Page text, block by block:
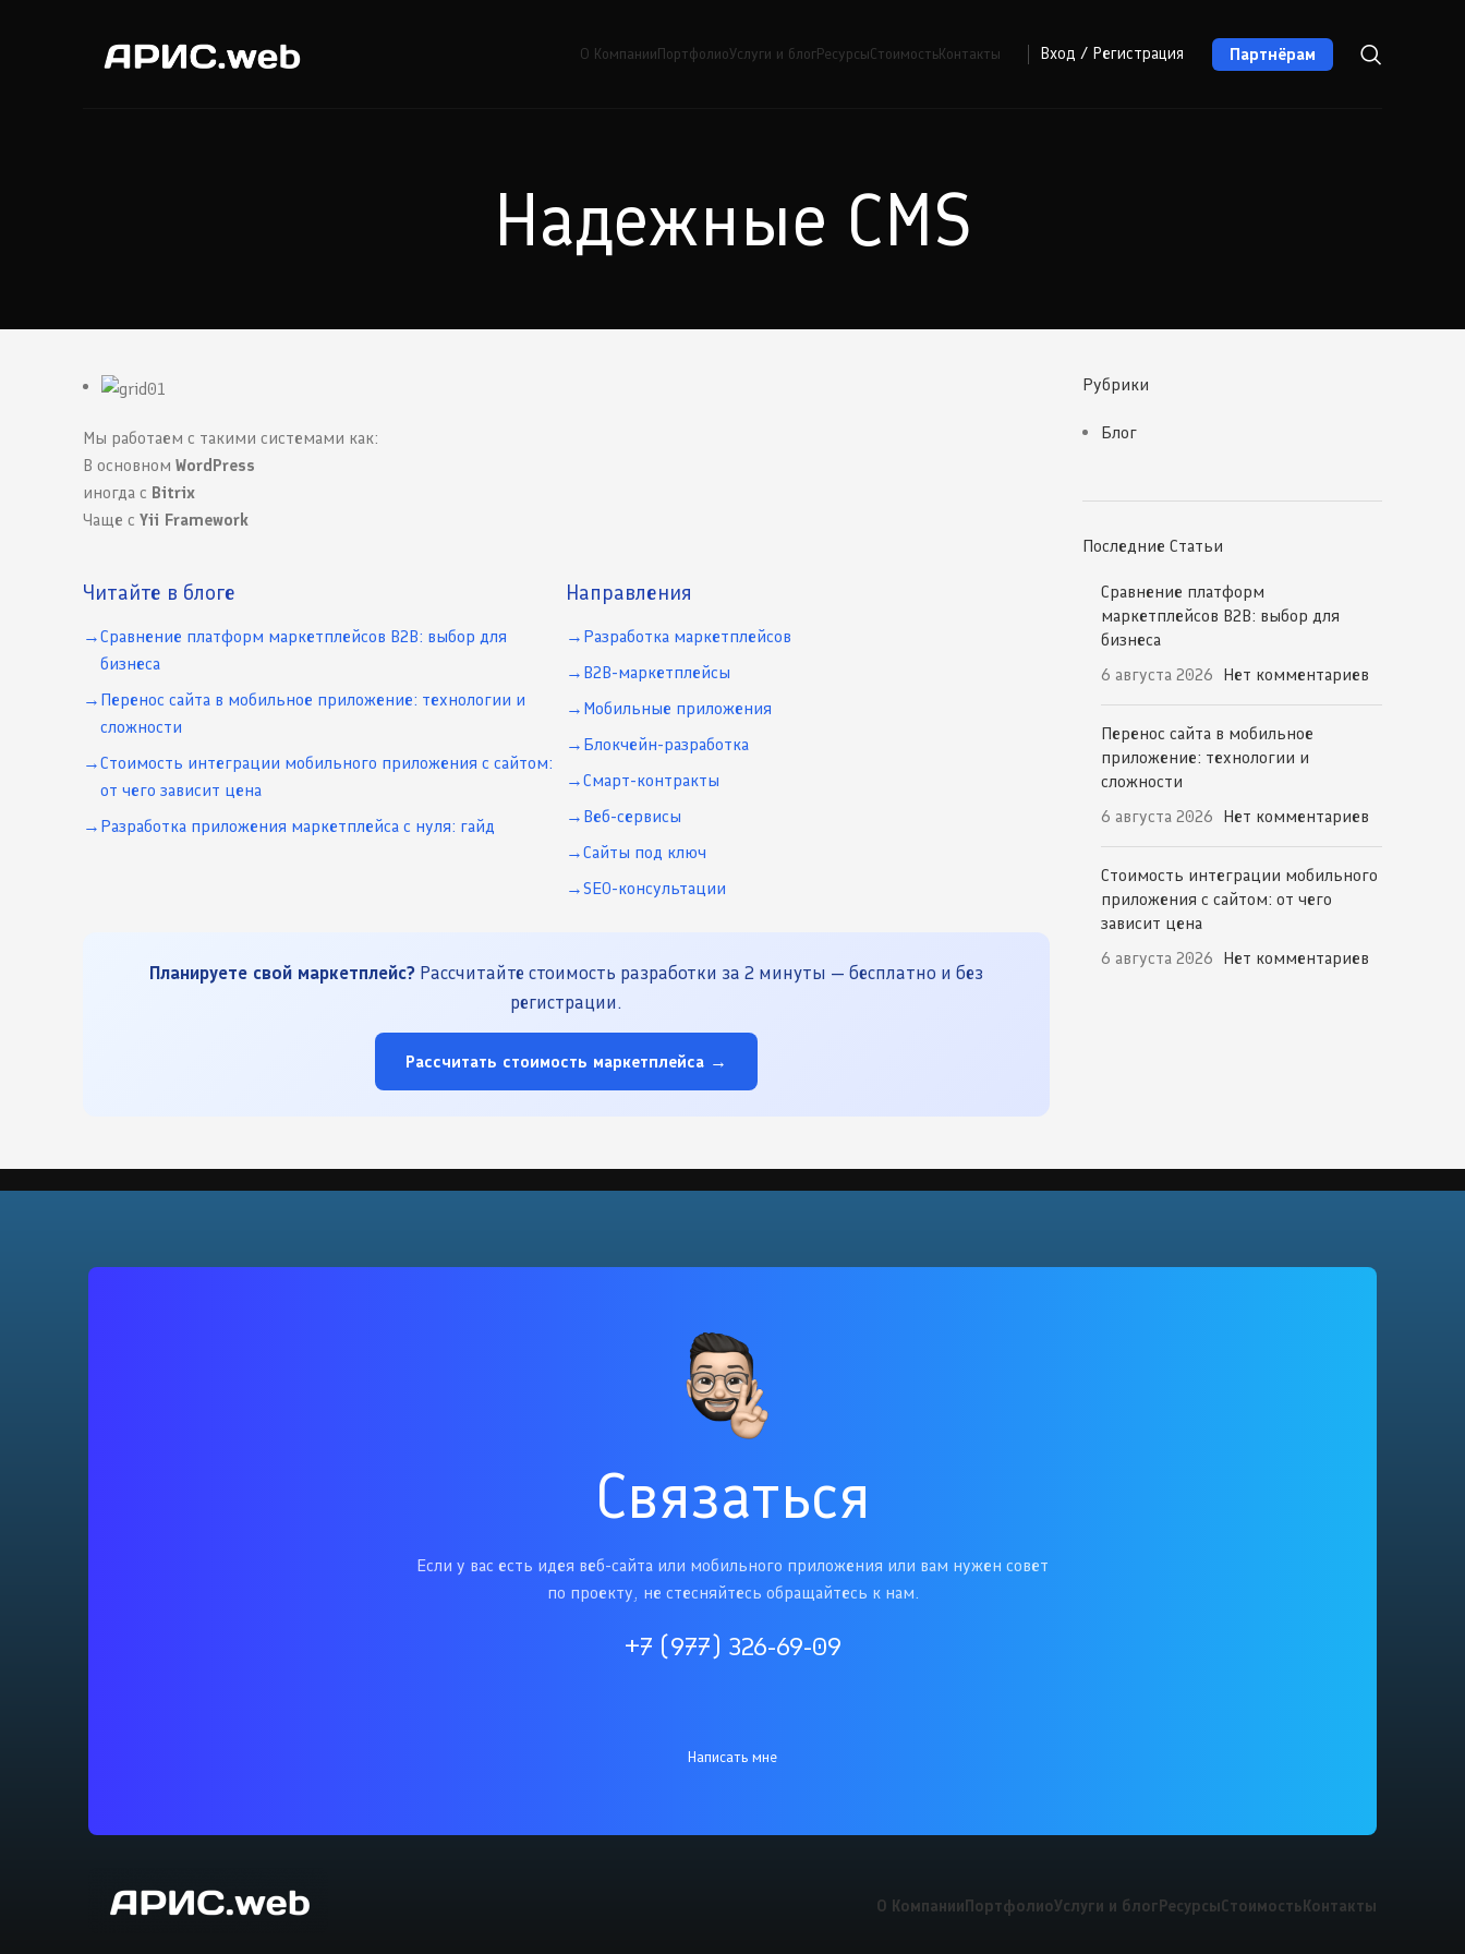
О КомпанииПортфолиоУслуги и блогРесурсыСтоимостьКонтакты Вход / Регистрация Партнёрам
Надежные CMS
Мы работаем с такими системами как:
В основном WordPress
иногда с Bitrix
Чаще с Yii Framework
Читайте в блоге
Сравнение платформ маркетплейсов B2B: выбор для
бизнеса
Перенос сайта в мобильное приложение: технологии и
сложности
Стоимость интеграции мобильного приложения с сайтом:
от чего зависит цена
Разработка приложения маркетплейса с нуля: гайд
Направления
Разработка маркетплейсов
B2B-маркетплейсы
Мобильные приложения
Блокчейн-разработка
Смарт-контракты
Веб-сервисы
Сайты под ключ
SEO-консультации
Планируете свой маркетплейс?Рассчитайте стоимость разработки за 2 минуты — бесплатно и без
регистрации.
Рассчитать стоимость маркетплейса →
Рубрики
Блог
Последние Статьи
Сравнение платформ
маркетплейсов B2B: выбор для
бизнеса
6 августа 2026 Нет комментариев
Перенос сайта в мобильное
приложение: технологии и
сложности
6 августа 2026 Нет комментариев
Стоимость интеграции мобильного
приложения с сайтом: от чего
зависит цена
6 августа 2026 Нет комментариев
Связаться
Если у вас есть идея веб-сайта или мобильного приложения или вам нужен совет
по проекту, не стесняйтесь обращайтесь к нам.
+7 (977) 326-69-09
Написать мне
О КомпанииПортфолиоУслуги и блогРесурсыСтоимостьКонтакты